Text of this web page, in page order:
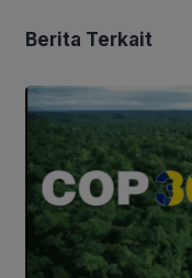
Berita Terkait